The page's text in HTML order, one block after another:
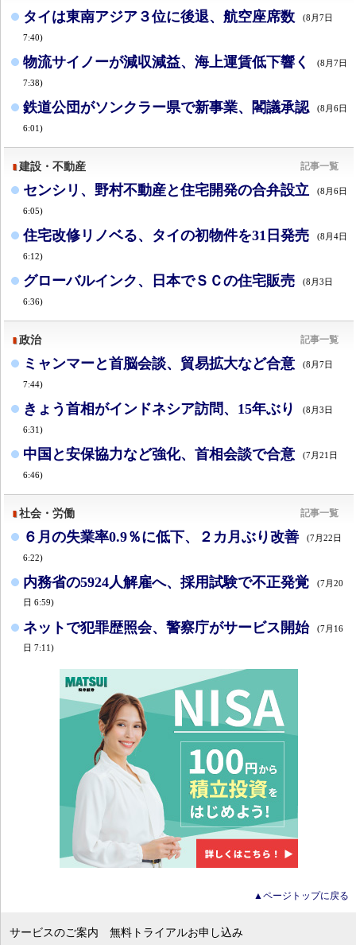
タイは東南アジア３位に後退、航空座席数 (8月7日
7:40)
物流サイノーが減収減益、海上運賃低下響く (8月7日
7:38)
鉄道公団がソンクラー県で新事業、閣議承認 (8月6日
6:01)
建設・不動産 記事一覧
センシリ、野村不動産と住宅開発の合弁設立 (8月6日
6:05)
住宅改修リノベる、タイの初物件を31日発売 (8月4日
6:12)
グローバルインク、日本でＳＣの住宅販売 (8月3日
6:36)
政治 記事一覧
ミャンマーと首脳会談、貿易拡大など合意 (8月7日
7:44)
きょう首相がインドネシア訪問、15年ぶり (8月3日
6:31)
中国と安保協力など強化、首相会談で合意 (7月21日
6:46)
社会・労働 記事一覧
６月の失業率0.9％に低下、２カ月ぶり改善 (7月22日
6:22)
内務省の5924人解雇へ、採用試験で不正発覚
(7月20
日 6:59)
ネットで犯罪歴照会、警察庁がサービス開始
(7月16
日 7:11)
▲ページトップに戻る
サービスのご案内 無料トライアルお申し込み